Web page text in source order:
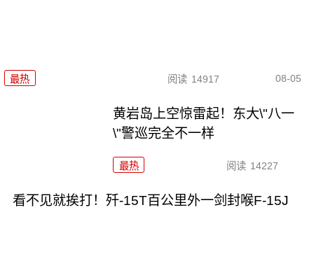
最热 阅读 14917 08-05
黄岩岛上空惊雷起！东大\"八一
\"警巡完全不一样
最热 阅读 14227
看不见就挨打！歼-15T百公里外一剑封喉F-15J